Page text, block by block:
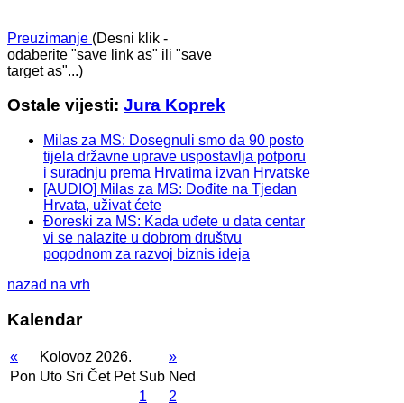
Preuzimanje (Desni klik -
odaberite "save link as" ili "save
target as"...)
Ostale vijesti: Jura Koprek
Milas za MS: Dosegnuli smo da 90 posto
tijela državne uprave uspostavlja potporu
i suradnju prema Hrvatima izvan Hrvatske
[AUDIO] Milas za MS: Dođite na Tjedan
Hrvata, uživat ćete
Đoreski za MS: Kada uđete u data centar
vi se nalazite u dobrom društvu
pogodnom za razvoj biznis ideja
nazad na vrh
Kalendar
« Kolovoz 2026.
»
Pon Uto Sri Čet Pet Sub Ned
1
2